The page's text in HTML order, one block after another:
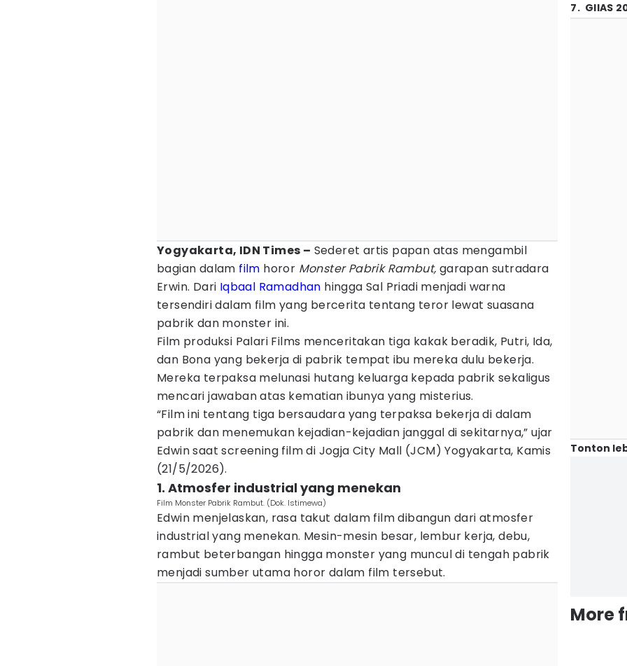
Yogyakarta, IDN Times – Sederet artis papan atas mengambil
bagian dalam film horor Monster Pabrik Rambut, garapan sutradara
Erwin. Dari Iqbaal Ramadhan hingga Sal Priadi menjadi warna
tersendiri dalam film yang bercerita tentang teror lewat suasana
pabrik dan monster ini.
Film produksi Palari Films menceritakan tiga kakak beradik, Putri, Ida,
dan Bona yang bekerja di pabrik tempat ibu mereka dulu bekerja.
Mereka terpaksa melunasi hutang keluarga kepada pabrik sekaligus
mencari jawaban atas kematian ibunya yang misterius.
“Film ini tentang tiga bersaudara yang terpaksa bekerja di dalam
pabrik dan menemukan kejadian-kejadian janggal di sekitarnya,” ujar
Edwin saat screening film di Jogja City Mall (JCM) Yogyakarta, Kamis
(21/5/2026).
1. Atmosfer industrial yang menekan
Film Monster Pabrik Rambut. (Dok. Istimewa)
Edwin menjelaskan, rasa takut dalam film dibangun dari atmosfer
industrial yang menekan. Mesin-mesin besar, lembur kerja, debu,
rambut beterbangan hingga monster yang muncul di tengah pabrik
menjadi sumber utama horor dalam film tersebut.
7. GIIAS
Tonton
More